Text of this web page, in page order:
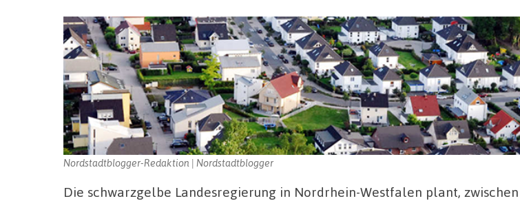
Nordstadtblogger-Redaktion | Nordstadtblogger
Die schwarzgelbe Landesregierung in Nordrhein-Westfalen plant, zwischen